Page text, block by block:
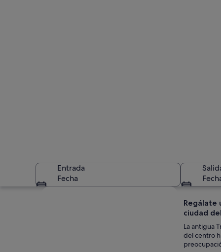
Entrada
Fecha
Regálate
ciudad
La antigua
del centro